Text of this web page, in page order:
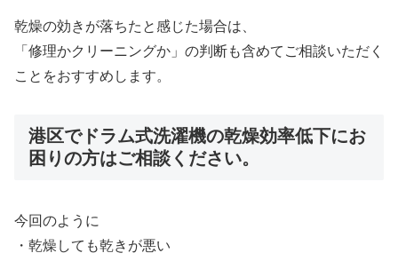
乾燥の効きが落ちたと感じた場合は、
「修理かクリーニングか」の判断も含めてご相談いただく
ことをおすすめします。
港区でドラム式洗濯機の乾燥効率低下にお
困りの方はご相談ください。
今回のように
・乾燥しても乾きが悪い